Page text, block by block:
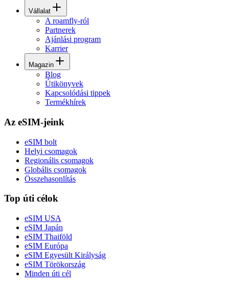
Vállalat
A roamfly-ról
Partnerek
Ajánlási program
Karrier
Magazin
Blog
Útikönyvek
Kapcsolódási tippek
Termékhírek
Az eSIM-jeink
eSIM bolt
Helyi csomagok
Regionális csomagok
Globális csomagok
Összehasonlítás
Top úti célok
eSIM USA
eSIM Japán
eSIM Thaiföld
eSIM Európa
eSIM Egyesült Királyság
eSIM Törökország
Minden úti cél